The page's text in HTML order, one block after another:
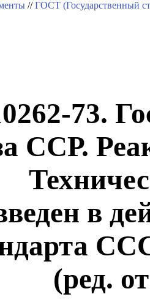
//ГОСТ (Государственный
73.
ССР.
в
(ред.